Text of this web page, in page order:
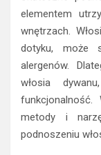
elementem
wnętrzach.
dotyku, może
alergenów.
włosia
metody i
podnoszeniu